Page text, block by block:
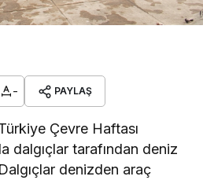
- PAYLAŞ
Çevre Haftası
dalgıçlar tarafından deniz
denizden araç